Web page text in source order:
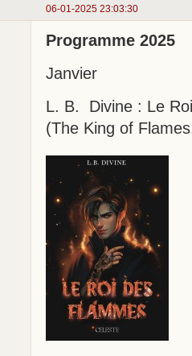
06-01-2025 23:03:30
Programme 2025
Janvier
L. B. Divine : Le
(The King of